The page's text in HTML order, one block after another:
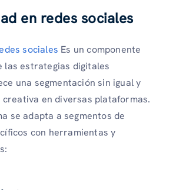
en redes sociales
sociales Es un componente
las estrategias digitales
una segmentación sin igual y
en diversas plataformas.
se adapta a segmentos de
con herramientas y